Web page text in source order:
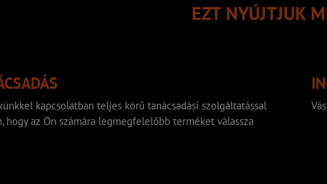
EZT NYÚJTJUK
kapcsolatban teljes körű tanácsadási szolgáltatással
hogy az Ön számára legmegfelelőbb terméket válassza